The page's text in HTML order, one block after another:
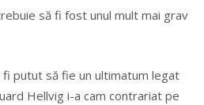
să fi fost unul mult mai grav
putut să fie un ultimatum legat
Hellvig i-a cam contrariat pe